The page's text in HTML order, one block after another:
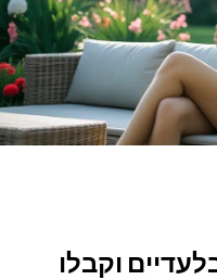
וקבלו